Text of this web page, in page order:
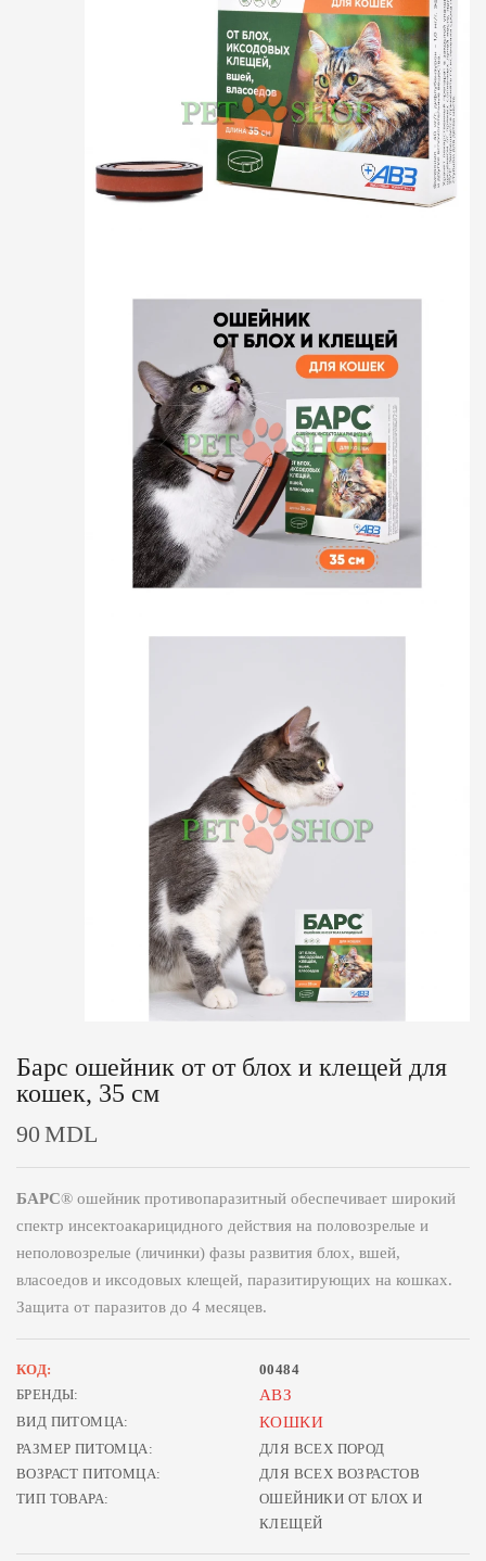
Барс ошейник от от блох и клещей для
кошек, 35 см
90 MDL
БАРС® ошейник противопаразитный обеспечивает широкий
спектр инсектоакарицидного действия на половозрелые и
неполовозрелые (личинки) фазы развития блох, вшей,
власоедов и иксодовых клещей, паразитирующих на кошках.
Защита от паразитов до 4 месяцев.
КОД:
00484
БРЕНДЫ:
АВЗ
ВИД ПИТОМЦА: КОШКИ
РАЗМЕР ПИТОМЦА:
ДЛЯ ВСЕХ ПОРОД
ВОЗРАСТ ПИТОМЦА:
ДЛЯ ВСЕХ ВОЗРАСТОВ
ТИП ТОВАРА:
ОШЕЙНИКИ ОТ БЛОХ И
КЛЕЩЕЙ